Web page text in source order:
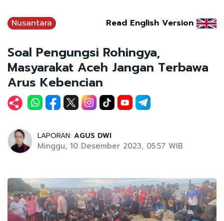
Nusantara Read English Version
Soal Pengungsi Rohingya,
Masyarakat Aceh Jangan Terbawa
Arus Kebencian
LAPORAN: AGUS DWI
Minggu, 10 Desember 2023, 05:57 WIB